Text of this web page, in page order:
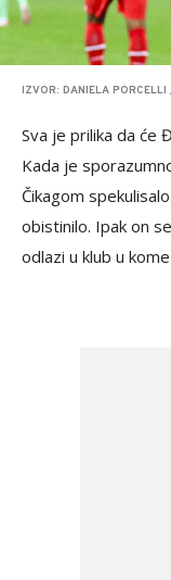
IZVOR: DANIELA
Sva je prilika da će
Kada je
Čikagom
obistinilo. Ipak on
odlazi u klub u